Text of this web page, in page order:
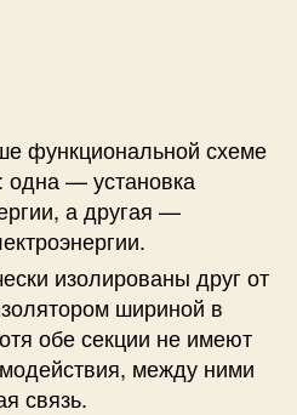
функциональной схеме
одна — установка
а другая —
изолированы друг от
шириной в
обе секции не имеют
между ними
связь.